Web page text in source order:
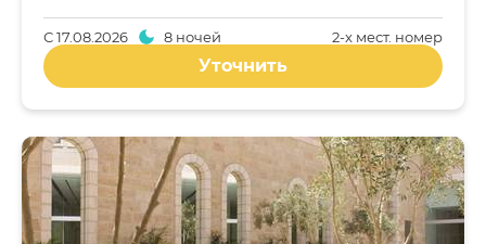
2-x мест. номер
С17.08.2026 8 ночей
Уточнить